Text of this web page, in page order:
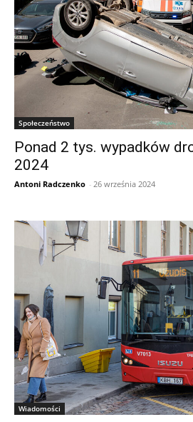
Społeczeństwo
Ponad 2 tys. wypadków
2024
Antoni Radczenko - 26 września 2024
Wiadomości